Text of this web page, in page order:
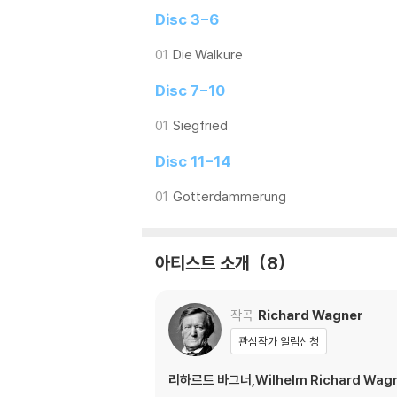
Disc 3-6
01 Die Walkure
Disc 7-10
01 Siegfried
Disc 11-14
01 Gotterdammerung
아티스트 소개 8
작곡 Richard Wagner
관심작가 알림신청
리하르트 바그너,Wilhelm Richard